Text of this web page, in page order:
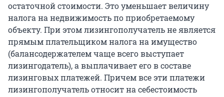
остаточной стоимости. Это уменьшает величину
налога на недвижимость по приобретаемому
объекту. При этом лизингополучатель не является
прямым плательщиком налога на имущество
(балансодержателем чаще всего выступает
лизингодатель), а выплачивает его в составе
лизинговых платежей. Причем все эти платежи
лизингополучатель относит на себестоимость